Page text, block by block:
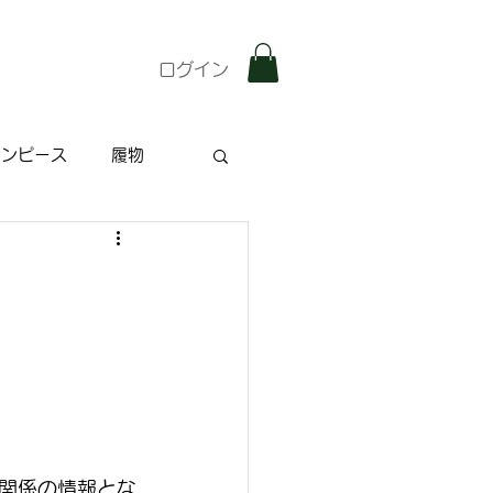
ログイン
ピース 履物
特集記事
係の情報とな